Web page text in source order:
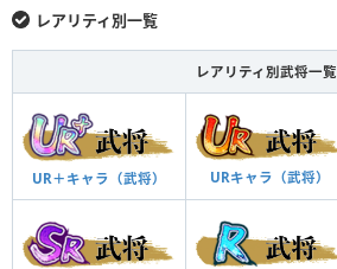
レアリティ別一覧
レアリティ別武将一覧
UR＋キャラ（武将） URキャラ（武将）